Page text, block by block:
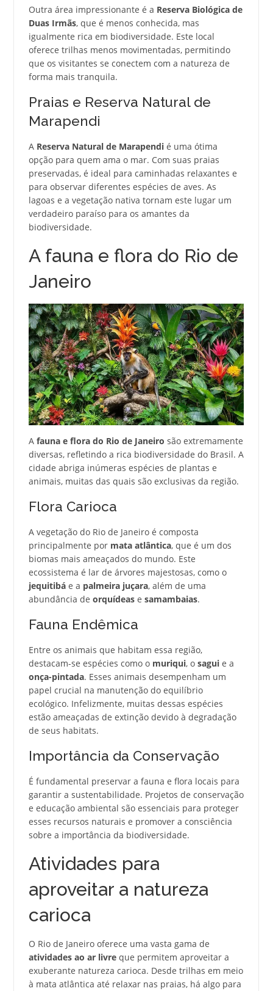
Outra área impressionante é a Reserva Biológica de
Duas Irmãs, que é menos conhecida, mas
igualmente rica em biodiversidade. Este local
oferece trilhas menos movimentadas, permitindo
que os visitantes se conectem com a natureza de
forma mais tranquila.
Praias e Reserva Natural de
Marapendi
A Reserva Natural de Marapendié uma ótima
opção para quem ama o mar. Com suas praias
preservadas, é ideal para caminhadas relaxantes e
para observar diferentes espécies de aves. As
lagoas e a vegetação nativa tornam este lugar um
verdadeiro paraíso para os amantes da
biodiversidade.
A fauna e flora do Rio de
Janeiro
A fauna e flora do Rio de Janeiro são extremamente
diversas, refletindo a rica biodiversidade do Brasil. A
cidade abriga inúmeras espécies de plantas e
animais, muitas das quais são exclusivas da região.
Flora Carioca
A vegetação do Rio de Janeiro é composta
principalmente por mata atlântica, que é um dos
biomas mais ameaçados do mundo. Este
ecossistema é lar de árvores majestosas, como o
jequitibáe a palmeira juçara, além de uma
abundância de orquídease samambaias.
Fauna Endêmica
Entre os animais que habitam essa região,
destacam-se espécies como o muriqui, o saguie a
onça-pintada. Esses animais desempenham um
papel crucial na manutenção do equilíbrio
ecológico. Infelizmente, muitas dessas espécies
estão ameaçadas de extinção devido à degradação
de seus habitats.
Importância da Conservação
É fundamental preservar a fauna e flora locais para
garantir a sustentabilidade. Projetos de conservação
e educação ambiental são essenciais para proteger
esses recursos naturais e promover a consciência
sobre a importância da biodiversidade.
Atividades para
aproveitar a natureza
carioca
O Rio de Janeiro oferece uma vasta gama de
atividades ao ar livreque permitem aproveitar a
exuberante natureza carioca. Desde trilhas em meio
à mata atlântica até relaxar nas praias, há algo para